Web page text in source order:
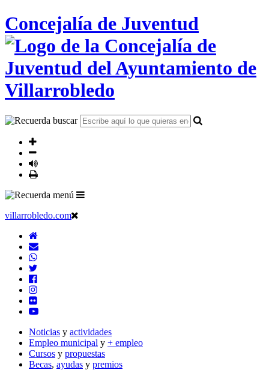
Concejalía de Juventud
villarrobledo.com
Noticias y actividades
Empleo municipal y + empleo
Cursos y propuestas
Becas, ayudas y premios